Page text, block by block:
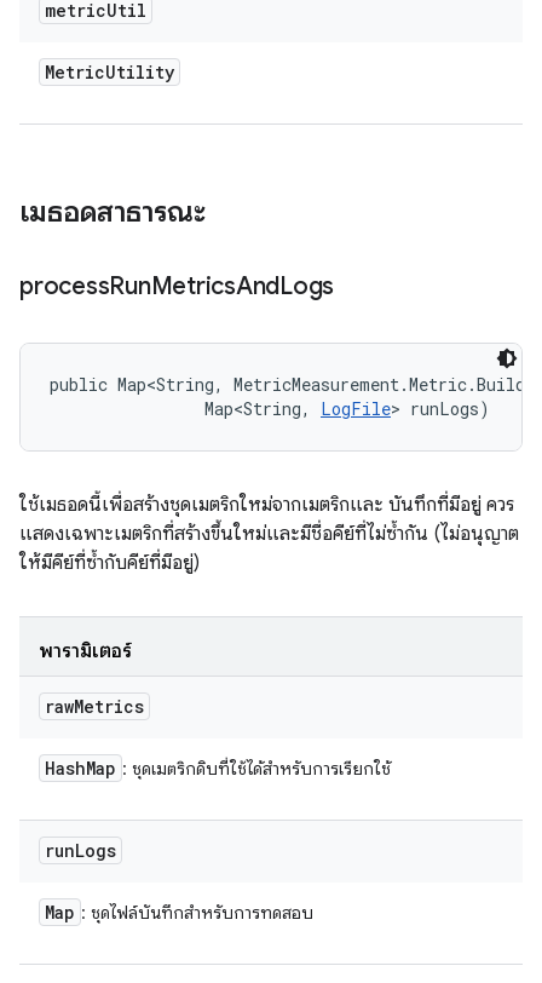
metricUtil
MetricUtility
เมธอดสาธารณะ
processRunMetricsAndLogs
public Map<String,
                Map<String,
LogFile> runLogs)
ใช้เมธอดนี้เพื่อสร้างชุดเมตริกใหม่จากเมตริกและ บันทึกที่มีอยู่ ควร
แสดงเฉพาะเมตริกที่สร้างขึ้นใหม่และมีชื่อคีย์ที่ไม่ซ้ำกัน (ไม่อนุญาต
ให้มีคีย์ที่ซ้ำกับคีย์ที่มีอยู่)
พารามิเตอร์
rawMetrics
HashMap : ชุดเมตริกดิบที่ใช้ได้สำหรับการเรียกใช้
runLogs
Map : ชุดไฟล์บันทึกสำหรับการทดสอบ